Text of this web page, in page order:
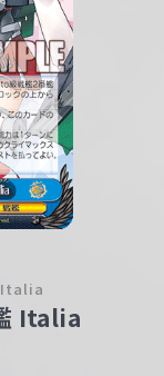
Italia
Italia